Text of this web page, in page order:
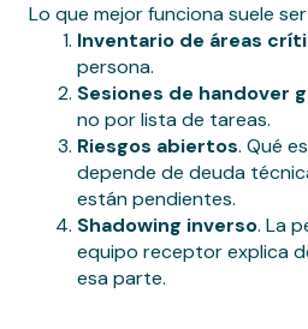
Lo que mejor funciona suele
Inventario de áreas
persona.
Sesiones de handover
no por lista de tareas.
Riesgos abiertos. Qué
depende de deuda
están pendientes.
Shadowing inverso. La
equipo receptor explica
esa parte.